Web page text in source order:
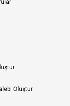
Oluştur